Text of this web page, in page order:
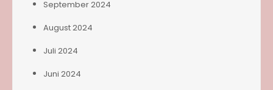
September 2024
August 2024
Juli 2024
Juni 2024